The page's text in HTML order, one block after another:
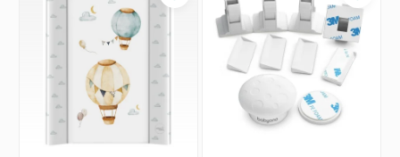
asigurați prizele pentru a preveni introducerea degetelor sau
a altor obiecte de catre cei mici
minimizați riscul de șoc electric
potrivite atât pentru prizele cu împământate cat si fara
ușor de instalat și îndepărtat cu cheia atașată
6 bucati
cheie